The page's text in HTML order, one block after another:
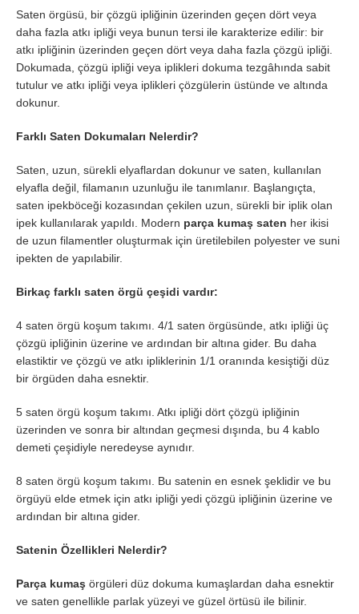
Saten örgüsü, bir çözgü ipliğinin üzerinden geçen dört veya
daha fazla atkı ipliği veya bunun tersi ile karakterize edilir: bir
atkı ipliğinin üzerinden geçen dört veya daha fazla çözgü ipliği.
Dokumada, çözgü ipliği veya iplikleri dokuma tezgâhında sabit
tutulur ve atkı ipliği veya iplikleri çözgülerin üstünde ve altında
dokunur.
Farklı Saten Dokumaları Nelerdir?
Saten, uzun, sürekli elyaflardan dokunur ve saten, kullanılan
elyafla değil, filamanın uzunluğu ile tanımlanır. Başlangıçta,
saten ipekböceği kozasından çekilen uzun, sürekli bir iplik olan
ipek kullanılarak yapıldı. Modern parça kumaş saten her ikisi
de uzun filamentler oluşturmak için üretilebilen polyester ve suni
ipekten de yapılabilir.
Birkaç farklı saten örgü çeşidi vardır:
4 saten örgü koşum takımı. 4/1 saten örgüsünde, atkı ipliği üç
çözgü ipliğinin üzerine ve ardından bir altına gider. Bu daha
elastiktir ve çözgü ve atkı ipliklerinin 1/1 oranında kesiştiği düz
bir örgüden daha esnektir.
5 saten örgü koşum takımı. Atkı ipliği dört çözgü ipliğinin
üzerinden ve sonra bir altından geçmesi dışında, bu 4 kablo
demeti çeşidiyle neredeyse aynıdır.
8 saten örgü koşum takımı. Bu satenin en esnek şeklidir ve bu
örgüyü elde etmek için atkı ipliği yedi çözgü ipliğinin üzerine ve
ardından bir altına gider.
Satenin Özellikleri Nelerdir?
Parça kumaş örgüleri düz dokuma kumaşlardan daha esnektir
ve saten genellikle parlak yüzeyi ve güzel örtüsü ile bilinir.